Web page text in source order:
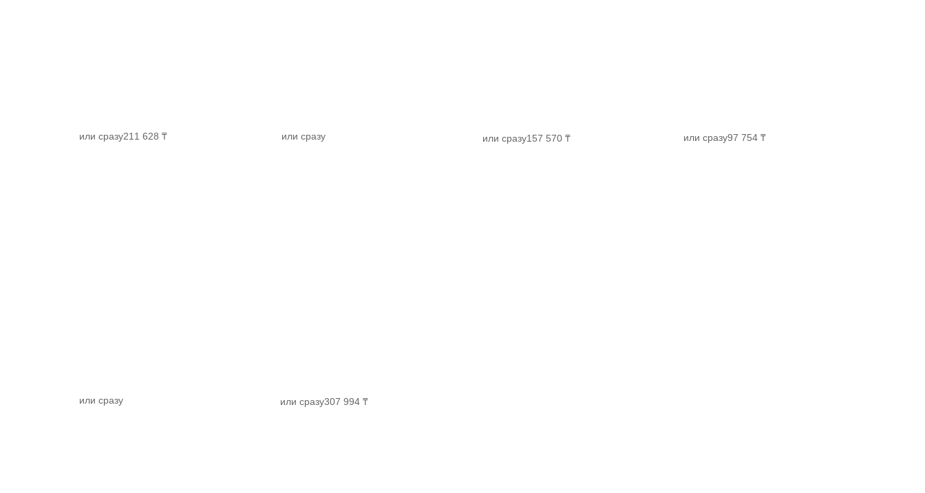
или сразу157 570 ₸
или сразу
или сразу211 628 ₸
или сразу307 994 ₸
или сразу
или сразу97 754 ₸